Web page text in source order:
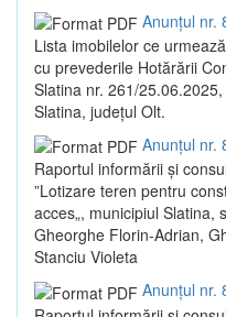
Anunțul nr.
Lista imobilelor ce
cu prevederile Hotărării
Slatina nr. 261/
Slatina, județul Olt.
Anunțul nr.
Raportul informării și
”Lotizare teren pentru
acces„, municipiul Slatina,
Gheorghe Florin-Adrian,
Stanciu Violeta
Anunțul nr.